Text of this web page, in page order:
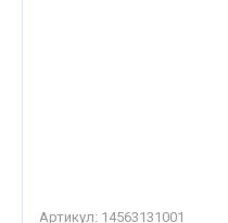
Артикул: 14563131001